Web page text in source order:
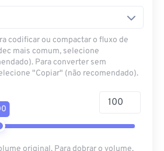
codificar ou compactar o fluxo de
mais comum, selecione
Para converter sem
"Copiar" (não recomendado).
original. Para dobrar o volume,